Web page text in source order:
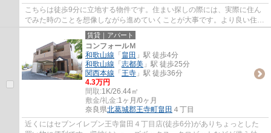
こちらは徒歩9分に立地する物件です。住まい探しの際には、実際に住ん
でみた時のことを想像しながら進めていくことが大事です。より良い住ま
いをご提供致します。
賃貸｜アパート
コンフォールＭ
和歌山線 「 畠田 」駅 徒歩4分
和歌山線 「 志都美 」駅 徒歩25分
関西本線 「 王寺 」駅 徒歩36分
4.3万円
間取:1K/26.44㎡
敷金/礼金:1ヶ月/0ヶ月
奈良県北葛城郡王寺町畠田 ４丁目
近くにはセブンイレブン王寺畠田４丁目店(徒歩6分)がありちょっとした